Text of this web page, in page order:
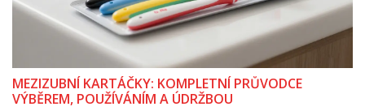
MEZIZUBNÍ KARTÁČKY: KOMPLETNÍ PRŮVODCE
VÝBĚREM, POUŽÍVÁNÍM A ÚDRŽBOU